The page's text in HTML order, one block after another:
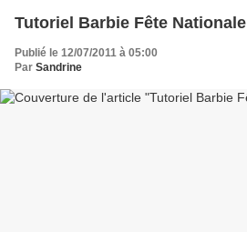
Tutoriel Barbie Fête Nationale
Publié le 12/07/2011 à 05:00
Par Sandrine